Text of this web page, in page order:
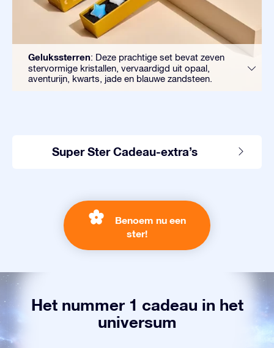
Gelukssterren: Deze prachtige set bevat zeven
stervormige kristallen, vervaardigd uit opaal,
aventurijn, kwarts, jade en blauwe zandsteen.
Super Ster Cadeau-extra’s
Benoem nu een
ster!
Het nummer 1 cadeau in het
universum